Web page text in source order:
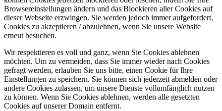
Browsereinstellungen ändern und das Blockieren aller Cookies auf
dieser Webseite erzwingen. Sie werden jedoch immer aufgefordert,
Cookies zu akzeptieren / abzulehnen, wenn Sie unsere Website
erneut besuchen.
Wir respektieren es voll und ganz, wenn Sie Cookies ablehnen
möchten. Um zu vermeiden, dass Sie immer wieder nach Cookies
gefragt werden, erlauben Sie uns bitte, einen Cookie für Ihre
Einstellungen zu speichern. Sie können sich jederzeit abmelden oder
andere Cookies zulassen, um unsere Dienste vollumfänglich nutzen
zu können. Wenn Sie Cookies ablehnen, werden alle gesetzten
Cookies auf unserer Domain entfernt.